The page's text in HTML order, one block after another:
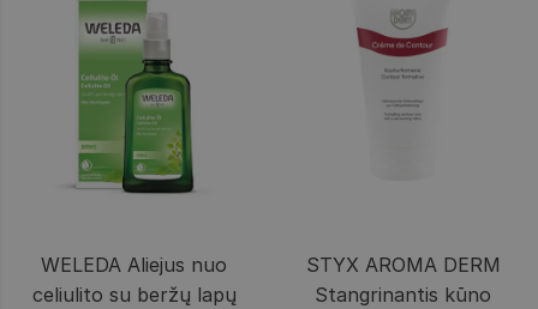
WELEDA Aliejus nuo
celiulito su beržų lapų
STYX AROMA DERM
Stangrinantis kūno